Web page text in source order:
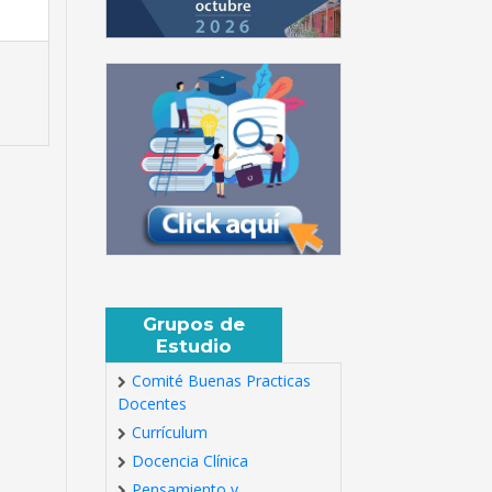
Grupos de
Estudio
Comité Buenas Practicas
Docentes
Currículum
Docencia Clínica